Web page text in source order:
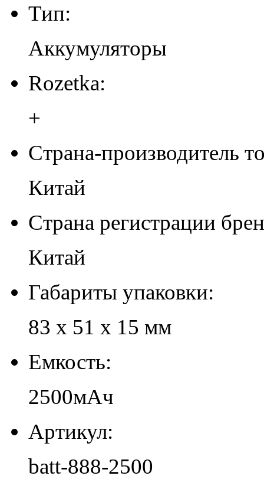
Тип:
Аккумуляторы
Rozetka:
+
Страна-производитель
Китай
Страна регистрации
Китай
Габариты упаковки:
83 х 51 х 15 мм
Емкость:
2500мАч
Артикул:
batt-888-2500